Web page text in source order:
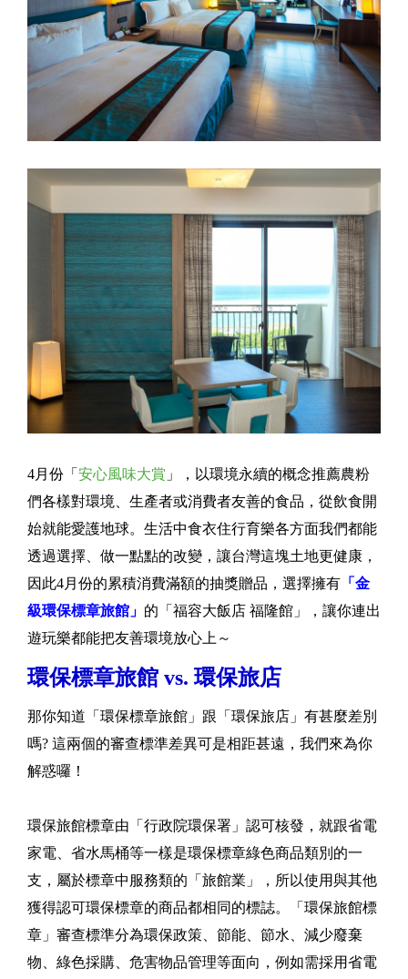
4月份「 安心風味大賞 」，以環境永續的概念推薦農粉
們各樣對環境、生產者或消費者友善的食品，從飲食開
始就能愛護地球。生活中食衣住行育樂各方面我們都能
透過選擇、做一點點的改變，讓台灣這塊土地更健康，
因此4月份的累積消費滿額的抽獎贈品，選擇擁有 「金
級環保標章旅館」 的「福容大飯店 福隆館」，讓你連出
遊玩樂都能把友善環境放心上～
環保標章旅館 vs. 環保旅店
那你知道「環保標章旅館」跟「環保旅店」有甚麼差別
嗎? 這兩個的審查標準差異可是相距甚遠，我們來為你
解惑囉！
環保旅館標章由「行政院環保署」認可核發，就跟省電
家電、省水馬桶等一樣是環保標章綠色商品類別的一
支，屬於標章中服務類的「旅館業」，所以使用與其他
獲得認可環保標章的商品都相同的標誌。「環保旅館標
章」審查標準分為環保政策、節能、節水、減少廢棄
物、綠色採購、危害物品管理等面向，例如需採用省電